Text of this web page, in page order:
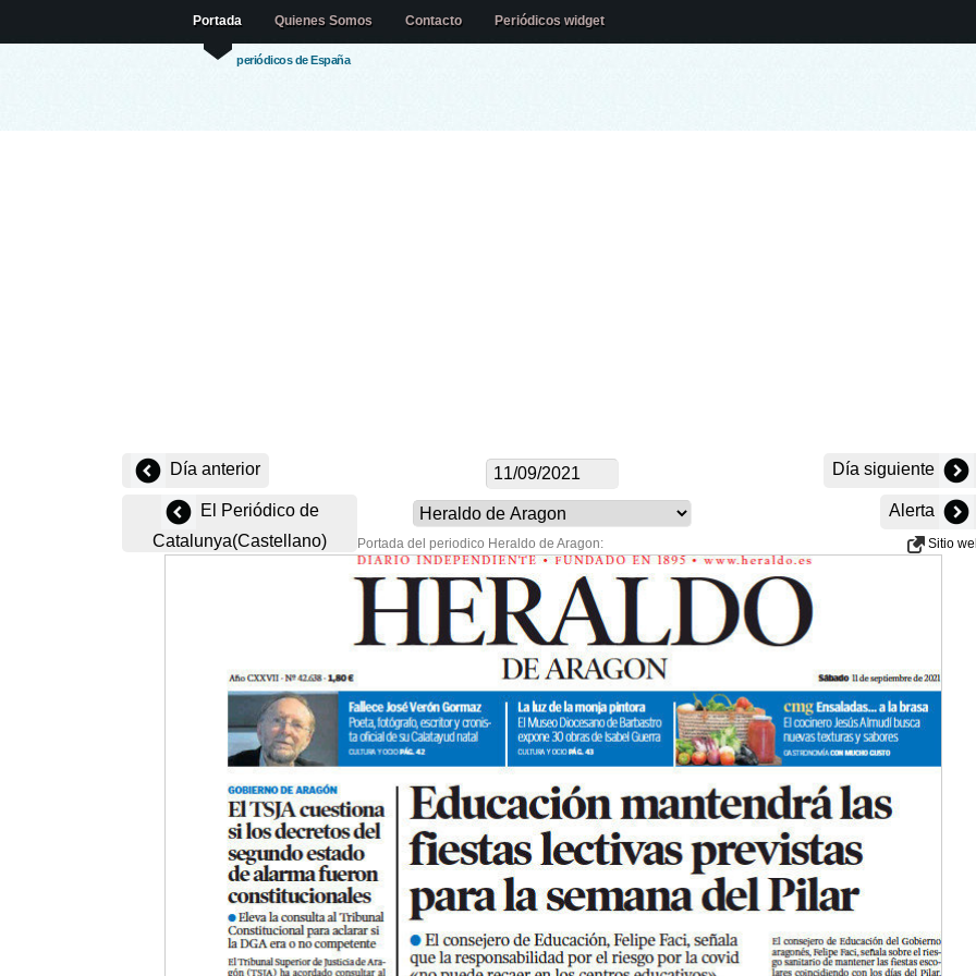
periódicos de España
Portada Quienes Somos Contacto Periódicos widget
Día anterior Día siguiente
El Periódico de
Catalunya(Castellano)
Alerta
Portada del periodico Heraldo de Aragon: Sitio